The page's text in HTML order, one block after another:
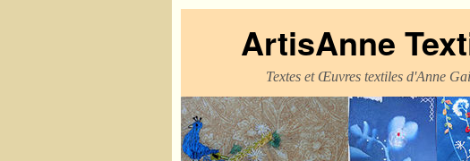
ArtisAnne
Textes et Œuvres textiles d'Anne